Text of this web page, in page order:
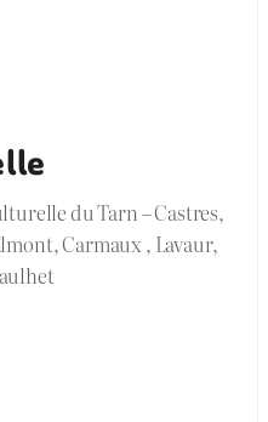
du Tarn – Castres,
Carmaux , Lavaur,